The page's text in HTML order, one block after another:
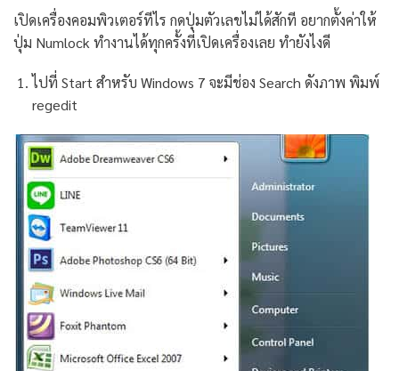
เปิดเครื่องคอมพิวเตอร์ทีไร กดปุ่มตัวเลขไม่ได้สักที อยากตั้งค่าให้
ปุ่ม Numlock ทำงานได้ทุกครั้งที่เปิดเครื่องเลย ทำยังไงดี
ไปที่ Start สำหรับ Windows 7 จะมีช่อง Search ดังภาพ พิมพ์
regedit